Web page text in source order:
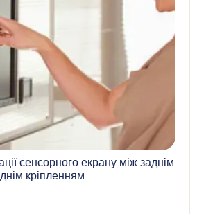
сенсорного екрану між заднім
кріпленням